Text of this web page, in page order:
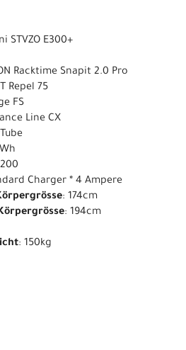
STVZO E300+
Racktime Snapit 2.0 Pro
Repel 75
FS
Line CX
Charger * 4 Ampere
: 174cm
: 194cm
: 150kg